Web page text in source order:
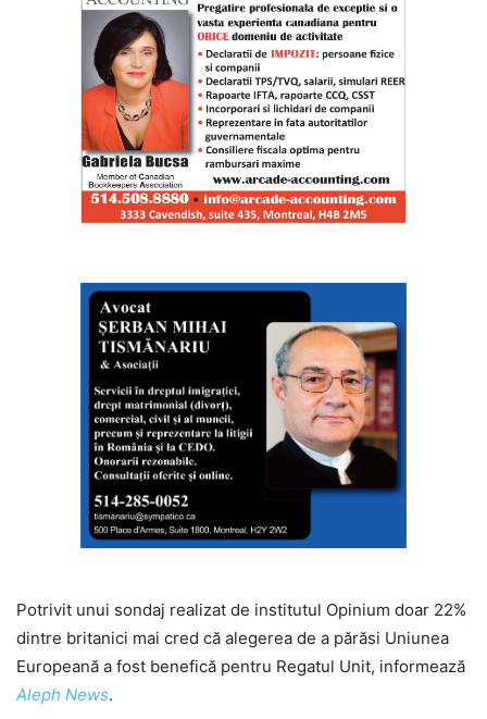
Potrivit unui sondaj realizat de institutul Opinium doar 22%
dintre britanici mai cred că alegerea de a părăsi Uniunea
Europeană a fost benefică pentru Regatul Unit, informează
Aleph News.